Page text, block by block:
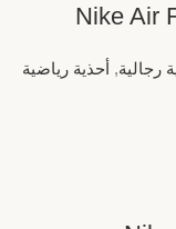
Nike Air
رجالية, أحذية رياضية